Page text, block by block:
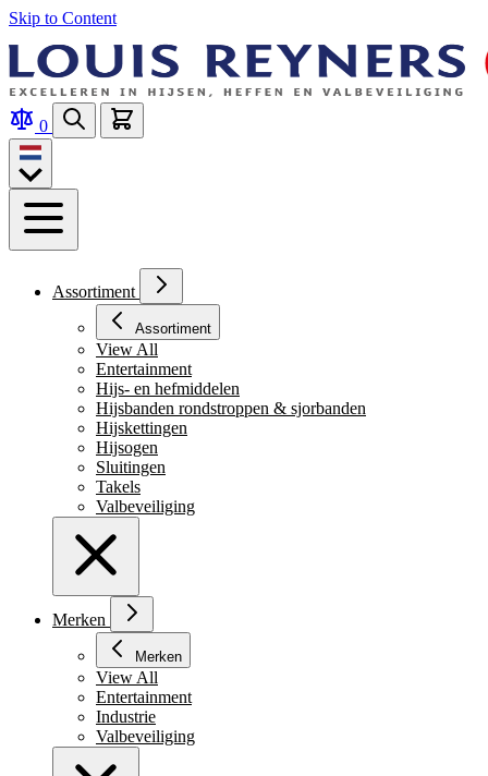
Skip to Content
0
Assortiment
Assortiment
View All
Entertainment
Hijs- en hefmiddelen
Hijsbanden rondstroppen & sjorbanden
Hijskettingen
Hijsogen
Sluitingen
Takels
Valbeveiliging
Merken
Merken
View All
Entertainment
Industrie
Valbeveiliging